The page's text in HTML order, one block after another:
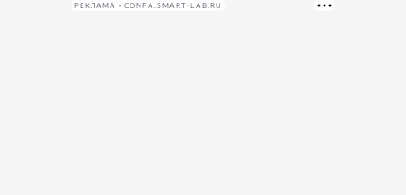
РЕКЛАМА • CONFA.SMART-LAB.RU